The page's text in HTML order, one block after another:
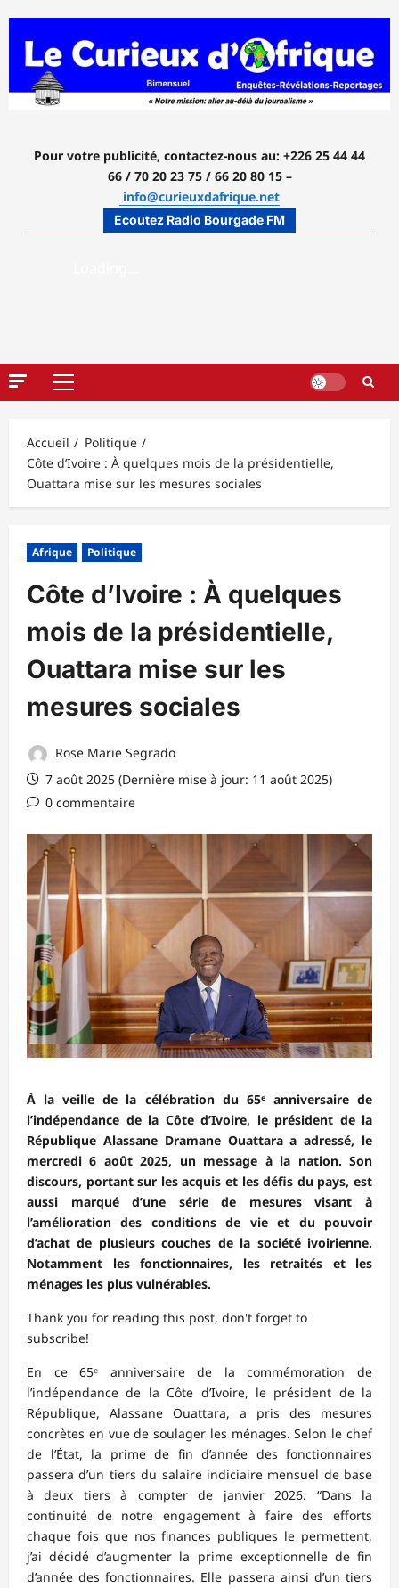
contenu
Pour votre publicité, contactez-nous au: +226 25 44 44
66 / 70 20 23 75 / 66 20 80 15 –
info@curieuxdafrique.net
Ecoutez Radio Bourgade FM
Menu
Accueil
Politique
Côte d’Ivoire : À quelques mois de la présidentielle,
Ouattara mise sur les mesures sociales
Afrique Politique
Côte d’Ivoire : À quelques
mois de la présidentielle,
Ouattara mise sur les
mesures sociales
Rose Marie Segrado
7 août 2025 (Dernière mise à jour: 11 août 2025)
0 commentaire
À la veille de la célébration du 65ᵉ anniversaire de
l’indépendance de la Côte d’Ivoire, le président de la
République Alassane Dramane Ouattara a adressé, le
mercredi 6 août 2025, un message à la nation. Son
discours, portant sur les acquis et les défis du pays, est
aussi marqué d’une série de mesures visant à
l’amélioration des conditions de vie et du pouvoir
d’achat de plusieurs couches de la société ivoirienne.
Notamment les fonctionnaires, les retraités et les
ménages les plus vulnérables.
Thank you for reading this post, don't forget to
subscribe!
En ce 65ᵉ anniversaire de la commémoration de
l’indépendance de la Côte d’Ivoire, le président de la
République, Alassane Ouattara, a pris des mesures
concrètes en vue de soulager les ménages. Selon le chef
de l’État, la prime de fin d’année des fonctionnaires
passera d’un tiers du salaire indiciaire mensuel de base
à deux tiers à compter de janvier 2026. “Dans la
continuité de notre engagement à faire des efforts
chaque fois que nos finances publiques le permettent,
j’ai décidé d’augmenter la prime exceptionnelle de fin
d’année des fonctionnaires. Elle passera ainsi d’un tiers